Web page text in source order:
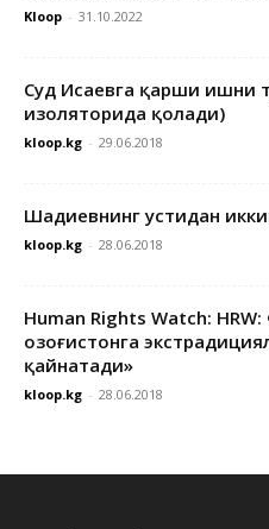
Kloop - 31.10.2022
Суд Исаевга қарши ишни
изоляторида қолади)
kloop.kg - 29.06.2018
Шадиевнинг устидан
kloop.kg - 28.06.2018
Human Rights Watch:
Қозоғистонга
қайнатади»
kloop.kg - 28.06.2018